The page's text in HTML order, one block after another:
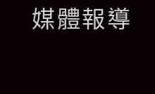
媒體報導